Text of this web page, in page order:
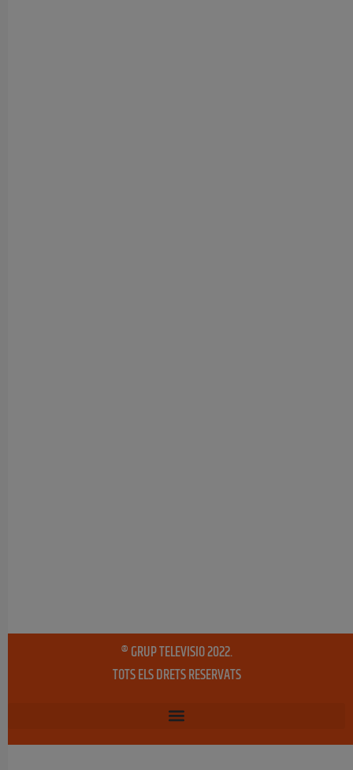
® GRUP TELEVISIO 2022.
TOTS ELS DRETS RESERVATS